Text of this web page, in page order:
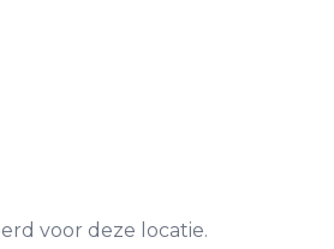
voor deze locatie.